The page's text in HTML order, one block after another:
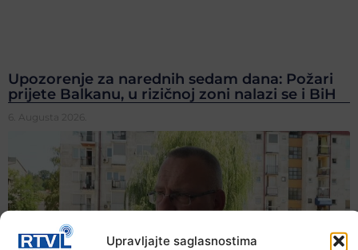
Upravljajte saglasnostima
Upozorenje za narednih sedam dana: Požari
prijete Balkanu, u rizičnoj zoni nalazi se i BiH
6. Augusta 2026.